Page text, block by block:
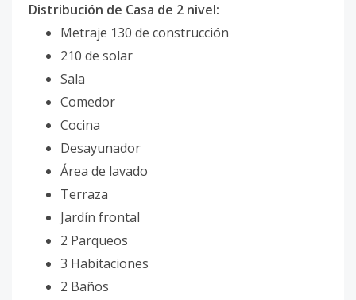
Distribución de Casa de 2 nivel:
Metraje 130 de construcción
210 de solar
Sala
Comedor
Cocina
Desayunador
Área de lavado
Terraza
Jardín frontal
2 Parqueos
3 Habitaciones
2 Baños